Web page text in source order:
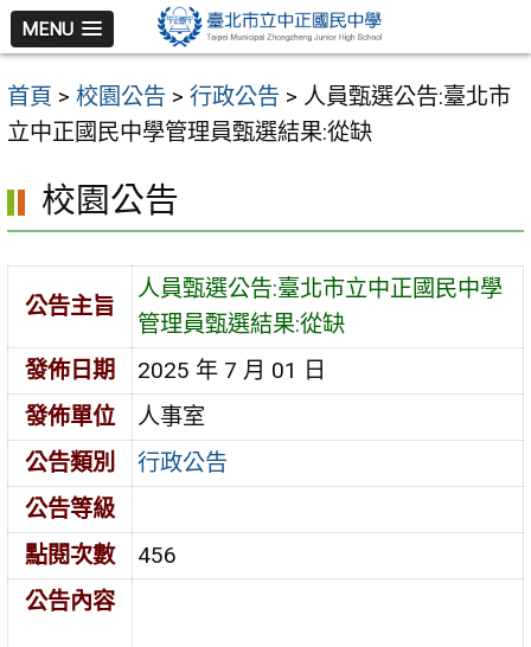
跳
至
主
要
容
區
MENU
首頁 > 校園公告 > 行政公告 > 人員甄選公告:臺北市
立中正國民中學管理員甄選結果:從缺
校園公告
公告主旨
人員甄選公告:臺北市立中正國民中學
管理員甄選結果:從缺
發佈日期
2025 年 7 月 01 日
發佈單位
人事室
公告類別
行政公告
公告等級
點閱次數
456
公告內容